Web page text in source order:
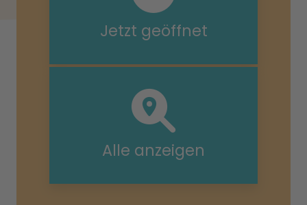
Jetzt geöffnet
Alle anzeigen